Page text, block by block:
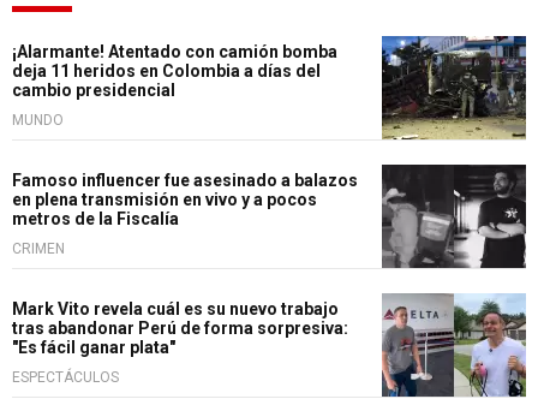
¡Alarmante! Atentado con camión bomba
deja 11 heridos en Colombia a días del
cambio presidencial
MUNDO
Famoso influencer fue asesinado a balazos
en plena transmisión en vivo y a pocos
metros de la Fiscalía
CRIMEN
Mark Vito revela cuál es su nuevo trabajo
tras abandonar Perú de forma sorpresiva:
"Es fácil ganar plata"
ESPECTÁCULOS